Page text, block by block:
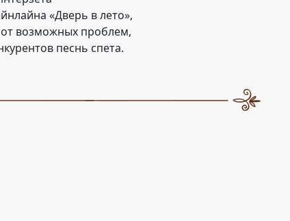
«Дверь в лето»,
возможных проблем,
песнь спета.